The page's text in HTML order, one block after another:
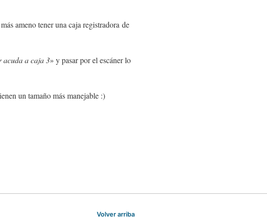
ameno tener una caja registradora de
acuda a caja 3» y pasar por el escáner lo
un tamaño más manejable :)
Volver arriba